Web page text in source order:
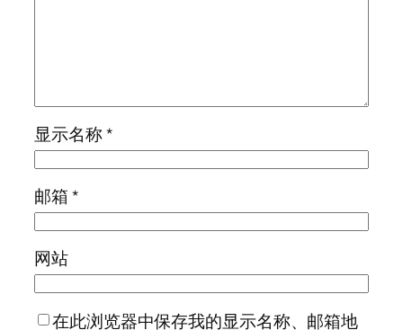
显示名称*
邮箱*
网站
在此浏览器中保存我的显示名称、邮箱地